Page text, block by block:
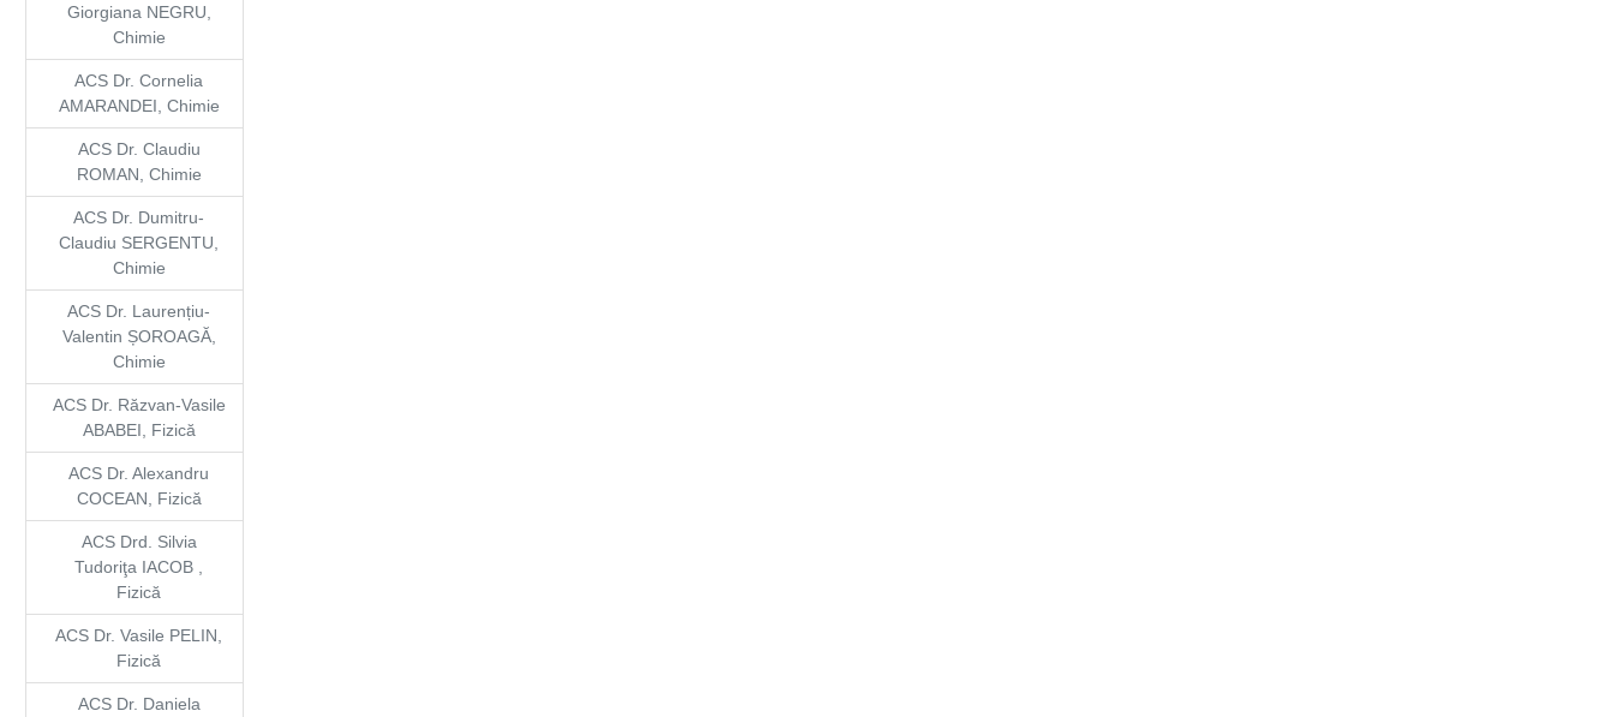
Giorgiana NEGRU,
Chimie
ACS Dr. Cornelia
AMARANDEI, Chimie
ACS Dr. Claudiu
ROMAN, Chimie
ACS Dr. Dumitru-
Claudiu SERGENTU,
Chimie
ACS Dr. Laurențiu-
Valentin ȘOROAGĂ,
Chimie
ACS Dr. Răzvan-Vasile
ABABEI, Fizică
ACS Dr. Alexandru
COCEAN, Fizică
ACS Drd. Silvia
Tudoriţa IACOB ,
Fizică
ACS Dr. Vasile PELIN,
Fizică
ACS Dr. Daniela